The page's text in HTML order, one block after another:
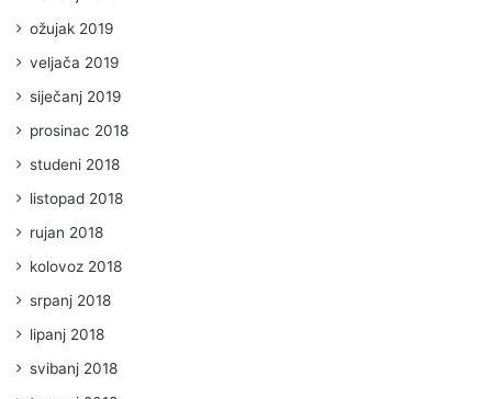
ožujak 2019
veljača 2019
siječanj 2019
prosinac 2018
studeni 2018
listopad 2018
rujan 2018
kolovoz 2018
srpanj 2018
lipanj 2018
svibanj 2018